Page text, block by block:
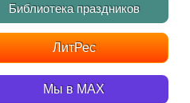
Библиотека праздников
ЛитРес
Мы в MAX